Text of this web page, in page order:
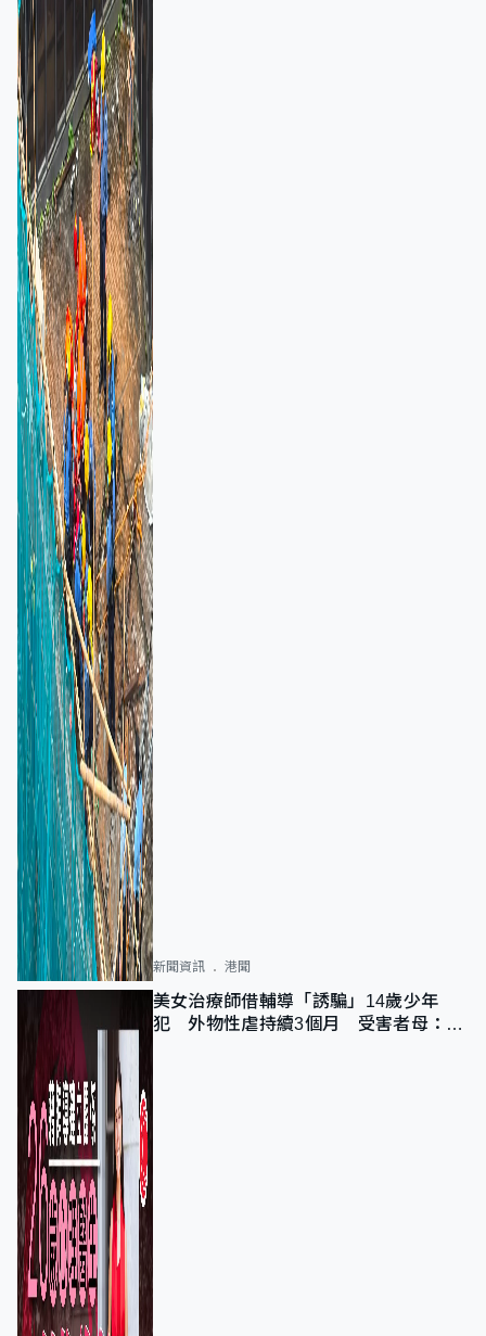
新聞資訊 港聞
美女治療師借輔導「誘騙」14歲少年
犯 外物性虐持續3個月 受害者母：要